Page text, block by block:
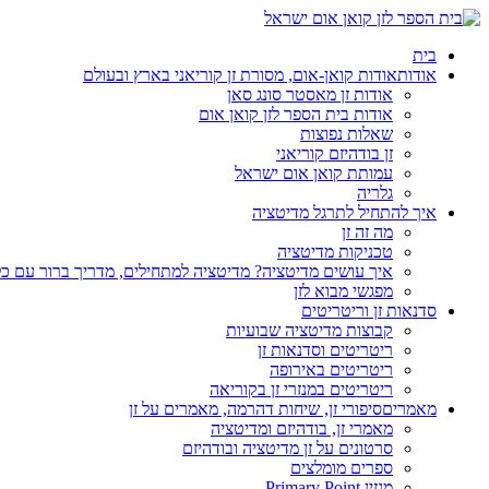
בית
אודותאודות קואן-אום, מסורת זן קוריאני בארץ ובעולם
אודות זן מאסטר סונג סאן
אודות בית הספר לזן קואן אום
שאלות נפוצות
זן בודהיזם קוריאני
עמותת קואן אום ישראל
גלריה
איך להתחיל לתרגל מדיטציה
מה זה זן
טכניקות מדיטציה
איך עושים מדיטציה? מדיטציה למתחילים, מדריך ברור עם
מפגשי מבוא לזן
סדנאות זן וריטריטים
קבוצות מדיטציה שבועיות
ריטריטים וסדנאות זן
ריטריטים באירופה
ריטריטים במנזרי זן בקוריאה
מאמריםסיפורי זן, שיחות דהרמה, מאמרים על זן
מאמרי זן, בודהיזם ומדיטציה
סרטונים על זן מדיטציה ובודהיזם
ספרים מומלצים